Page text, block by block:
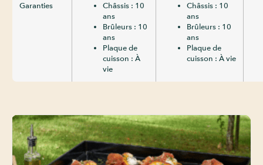
Garanties
Châssis : 10
ans
Brûleurs : 10
ans
Plaque de
cuisson : À
vie
Châssis : 10
ans
Brûleurs : 10
ans
Plaque de
cuisson : À vie